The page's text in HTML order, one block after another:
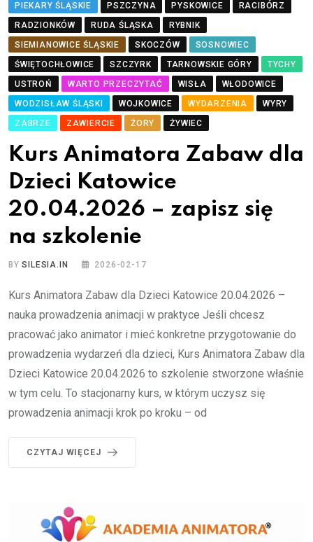
PIEKARY ŚLĄSKIE
PSZCZYNA PYSKOWICE
RACIBÓRZ
RADZIONKÓW
RUDA ŚLĄSKA
RYBNIK
SIEMIANOWICE ŚLĄSKIE
SKOCZÓW
SOSNOWIEC
ŚWIĘTOCHŁOWICE
SZCZYRK TARNOWSKIE GÓRY
TYCHY
USTROŃ
WARTO PRZECZYTAĆ WISŁA
WŁODOWICE
WODZISŁAW ŚLĄSKI
WOJKOWICE WYDARZENIA
WYRY
ZABRZE
ZAWIERCIE ŻORY ŻYWIEC
Kurs Animatora Zabaw dla
Dzieci Katowice
20.04.2026 – zapisz się
na szkolenie
BYSILESIA.IN 2026-02-17
Kurs Animatora Zabaw dla Dzieci Katowice 20.04.2026 –
nauka prowadzenia animacji w praktyce Jeśli chcesz
pracować jako animator i mieć konkretne przygotowanie do
prowadzenia wydarzeń dla dzieci, Kurs Animatora Zabaw dla
Dzieci Katowice 20.04.2026 to szkolenie stworzone właśnie
w tym celu. To stacjonarny kurs, w którym uczysz się
prowadzenia animacji krok po kroku – od
CZYTAJ WIĘCEJ